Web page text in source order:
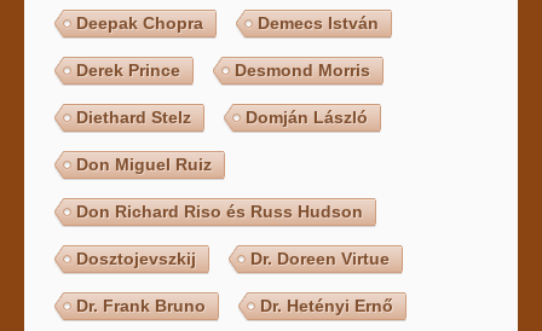
Deepak Chopra Demecs István
Derek Prince Desmond Morris
Diethard Stelz Domján László
Don Miguel Ruiz
Don Richard Riso és Russ Hudson
Dosztojevszkij Dr. Doreen Virtue
Dr. Frank Bruno Dr. Hetényi Ernő